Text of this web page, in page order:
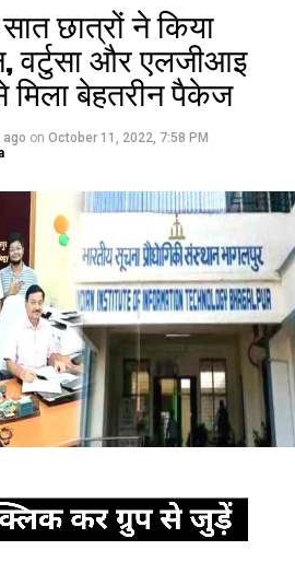
छात्रों ने किया
वर्टुसा और एलजीआइ
बेहतरीन पैकेज
ago on October 11, 2022, 7:58 PM